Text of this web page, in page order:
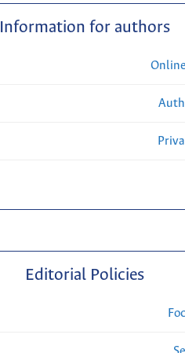
Information for authors
Editorial Policies